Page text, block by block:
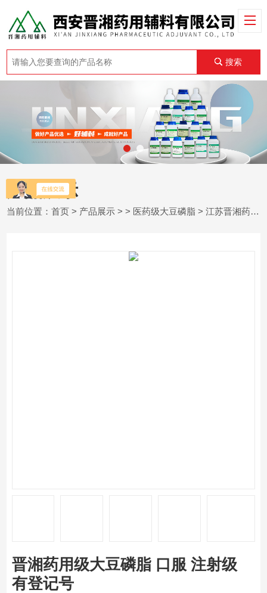
搜索
产品展示
当前位置：首页 > 产品展示 > > 医药级大豆磷脂 > 江苏晋湘药用级大豆磷脂 口服 注射级 有登记号
晋湘药用级大豆磷脂 口服 注射级
有登记号